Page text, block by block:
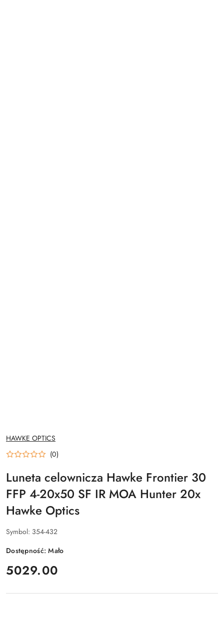
NAZWA
PRODUCENTA:
HAWKE OPTICS
(0)
Luneta celownicza Hawke Frontier 30
FFP 4-20x50 SF IR MOA Hunter 20x
Hawke Optics
Symbol: 354-432
Dostępność:Mało
cena:
5029.00